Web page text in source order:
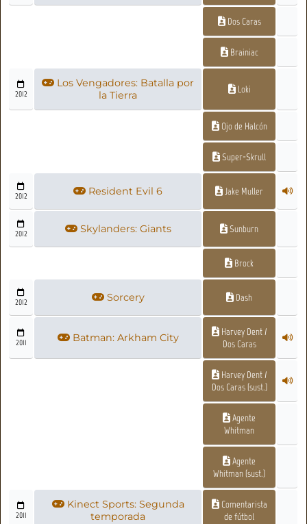
Dos Caras
Brainiac
2012
Los Vengadores: Batalla por
la Tierra
Loki
Ojo de Halcón
Super-Skrull
2012 Resident Evil 6 Jake Muller
2012 Skylanders: Giants Sunburn
Brock
2012 Sorcery Dash
2011 Batman: Arkham City
Harvey Dent /
Dos Caras
Harvey Dent /
Dos Caras (sust.)
Agente
Whitman
Agente
Whitman (sust.)
2011
Kinect Sports: Segunda
temporada
Comentarista
de fútbol